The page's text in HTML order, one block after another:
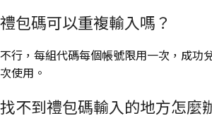
禮包碼可以重複輸入嗎？
不行，每組代碼每個帳號限用一次，成功
次使用。
找不到禮包碼輸入的地方怎麼